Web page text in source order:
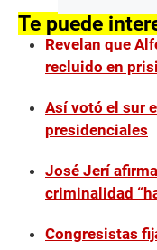
Te puede
Revelan que
recluido en
Así votó el sur
presidenciales
José Jerí
criminalidad
Congresistas